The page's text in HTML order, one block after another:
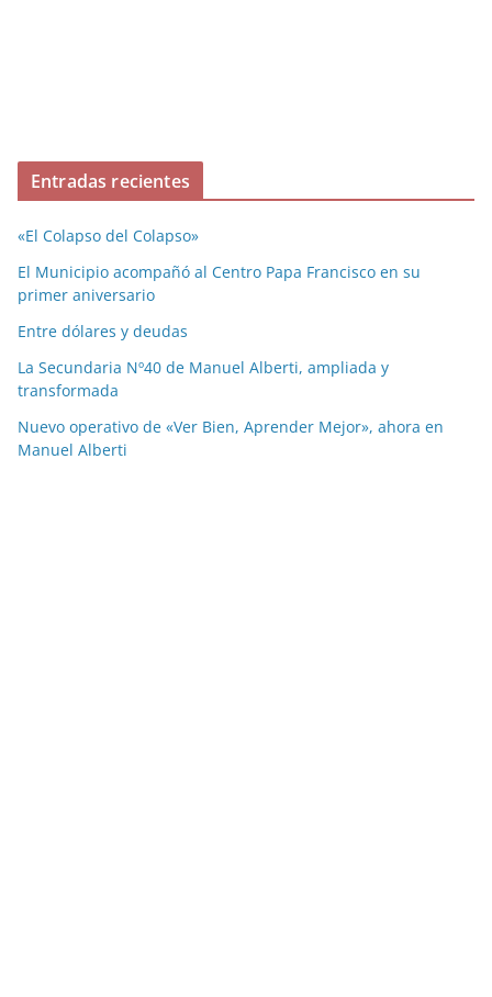
Entradas recientes
«El Colapso del Colapso»
El Municipio acompañó al Centro Papa Francisco en su
primer aniversario
Entre dólares y deudas
La Secundaria Nº40 de Manuel Alberti, ampliada y
transformada
Nuevo operativo de «Ver Bien, Aprender Mejor», ahora en
Manuel Alberti